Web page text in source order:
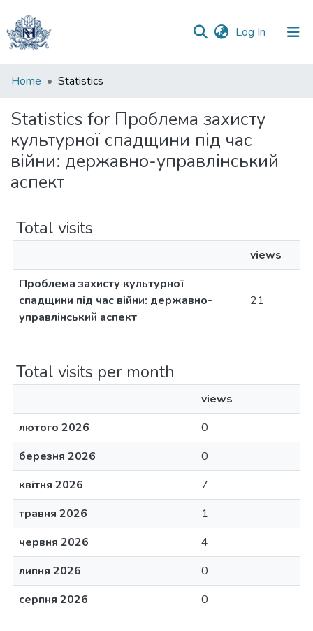
Log In (current)
Communities
Collections
All of DSpace
Home Statistics
Statistics for Проблема захисту
культурної спадщини під час
війни: державно-управлінський
аспект
Total visits
views
Проблема захисту культурної
спадщини під час війни: державно-
управлінський аспект
21
Total visits per month
views
лютого 2026
0
березня 2026
0
квітня 2026
7
травня 2026
1
червня 2026
4
липня 2026
0
серпня 2026
0